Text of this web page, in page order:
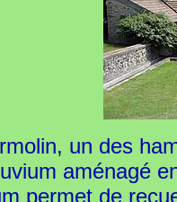
un des
aménagé
permet de